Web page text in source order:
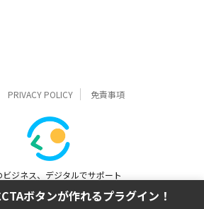
PRIVACY POLICY 免責事項
ビジネス、デジタルでサポート
クル合同会社
ボタンが作れるプラグイン！